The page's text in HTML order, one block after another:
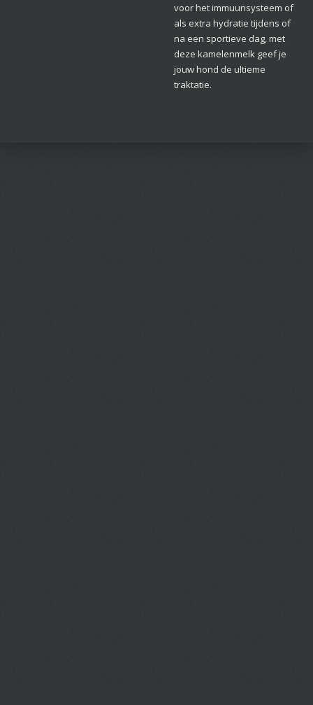
voor het immuunsysteem of
als extra hydratie tijdens of
na een sportieve dag, met
deze kamelenmelk geef je
jouw hond de ultieme
traktatie.